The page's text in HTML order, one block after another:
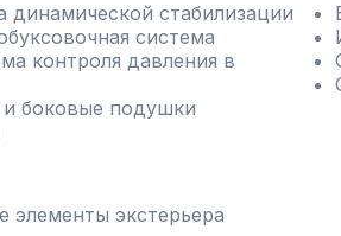
динамической стабилизации
система
контроля давления в
боковые подушки
элементы экстерьера